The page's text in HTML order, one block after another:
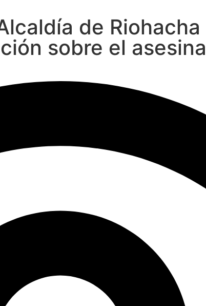
de
sobre el